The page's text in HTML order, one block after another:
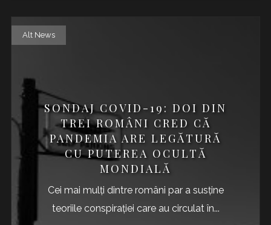
Alt News
SONDAJ COVID-19: DOI DIN
TREI ROMÂNI CRED CĂ
PANDEMIA ARE LEGĂTURĂ
CU PUTEREA OCULTĂ
MONDIALĂ
Cei mai mulți dintre români par a susține
teoriile conspirației care au circulat în...